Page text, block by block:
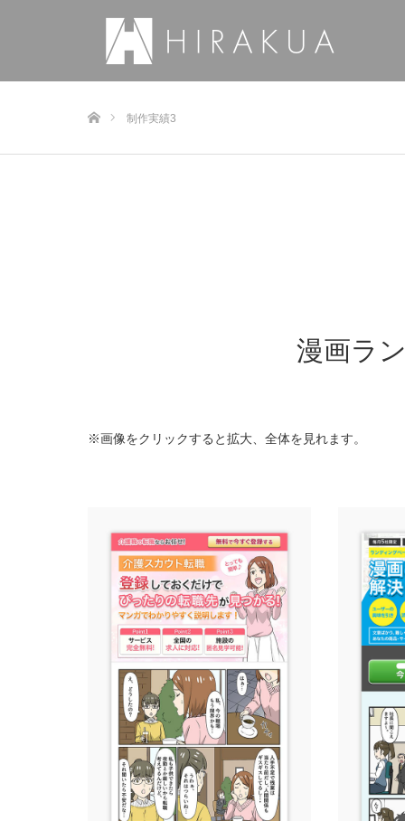
制作実績3
漫画ラ
※画像をクリックすると拡大、全体を見れます。